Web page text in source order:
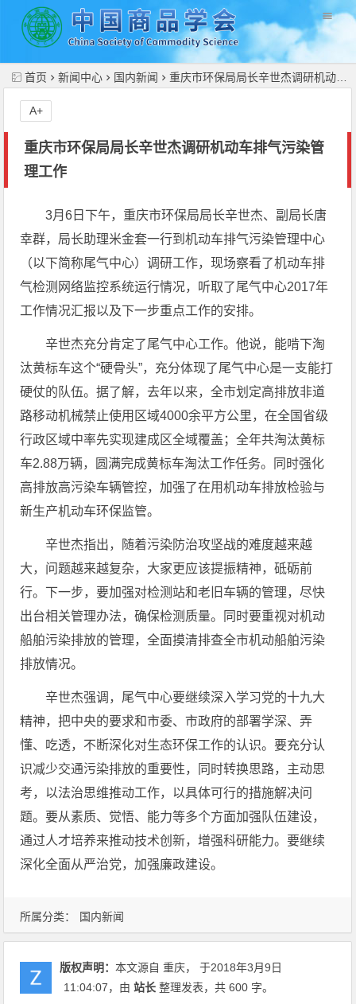
首页 新闻中心 国内新闻 重庆市环保局局长辛世杰调研机动车排气污染管理工作
重庆市环保局局长辛世杰调研机动车排气污染管
理工作
A+
所属分类： 国内新闻
3月6日下午，重庆市环保局局长辛世杰、副局长唐
幸群，局长助理米金套一行到机动车排气污染管理中心
（以下简称尾气中心）调研工作，现场察看了机动车排
气检测网络监控系统运行情况，听取了尾气中心2017年
工作情况汇报以及下一步重点工作的安排。
辛世杰充分肯定了尾气中心工作。他说，能啃下淘
汰黄标车这个“硬骨头”，充分体现了尾气中心是一支能打
硬仗的队伍。据了解，去年以来，全市划定高排放非道
路移动机械禁止使用区域4000余平方公里，在全国省级
行政区域中率先实现建成区全域覆盖；全年共淘汰黄标
车2.88万辆，圆满完成黄标车淘汰工作任务。同时强化
高排放高污染车辆管控，加强了在用机动车排放检验与
新生产机动车环保监管。
辛世杰指出，随着污染防治攻坚战的难度越来越
大，问题越来越复杂，大家更应该提振精神，砥砺前
行。下一步，要加强对检测站和老旧车辆的管理，尽快
出台相关管理办法，确保检测质量。同时要重视对机动
船舶污染排放的管理，全面摸清排查全市机动船舶污染
排放情况。
辛世杰强调，尾气中心要继续深入学习党的十九大
精神，把中央的要求和市委、市政府的部署学深、弄
懂、吃透，不断深化对生态环保工作的认识。要充分认
识减少交通污染排放的重要性，同时转换思路，主动思
考，以法治思维推动工作，以具体可行的措施解决问
题。要从素质、觉悟、能力等多个方面加强队伍建设，
通过人才培养来推动技术创新，增强科研能力。要继续
深化全面从严治党，加强廉政建设。
版权声明：本文源自 重庆， 于2018年3月9日
11:04:07，由站长 整理发表，共 600 字。